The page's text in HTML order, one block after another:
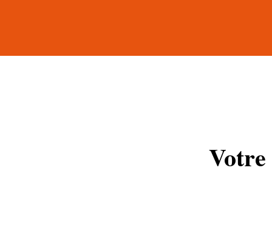
Votre